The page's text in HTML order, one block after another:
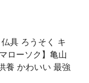
具 ろうそく キ
ローソク】亀山
養 かわいい 最強